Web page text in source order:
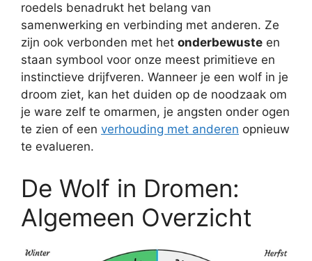
roedels benadrukt het belang van
samenwerking en verbinding met anderen. Ze
zijn ook verbonden met het onderbewuste en
staan symbool voor onze meest primitieve en
instinctieve drijfveren. Wanneer je een wolf in je
droom ziet, kan het duiden op de noodzaak om
je ware zelf te omarmen, je angsten onder ogen
te zien of een verhouding met anderen opnieuw
te evalueren.
De Wolf in Dromen:
Algemeen Overzicht